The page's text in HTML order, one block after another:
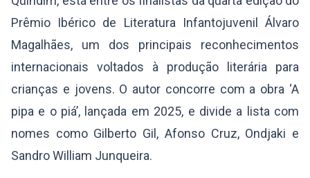
Prêmio Ibérico de Literatura Infantojuvenil Álvaro
Magalhães, um dos principais reconhecimentos
internacionais voltados à produção literária para
crianças e jovens. O autor concorre com a obra ‘A
pipa e o piá’, lançada em 2025, e divide a lista com
nomes como Gilberto Gil, Afonso Cruz, Ondjaki e
Sandro William Junqueira.